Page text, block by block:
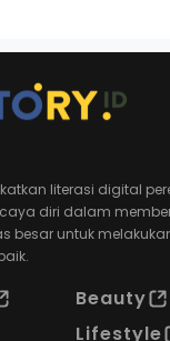
literasi digital
diri dalam
besar untuk
Beauty
Lifestyle